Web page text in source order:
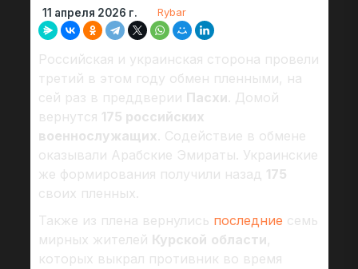
11 апреля 2026 г. Rybar
Российская и украинская сторона провели
третий в этом году обмен пленными, на
сей раз в преддверии Пасхи. Домой
вернутся 175 российских
военнослужащих. Содействие в обмене
оказывали Арабские Эмираты. Украинские
же формирования получили назад 175
своих пленных.
Также из плена вернулись последние семь
мирных жителей Курской области,
которых выкрал противник во время